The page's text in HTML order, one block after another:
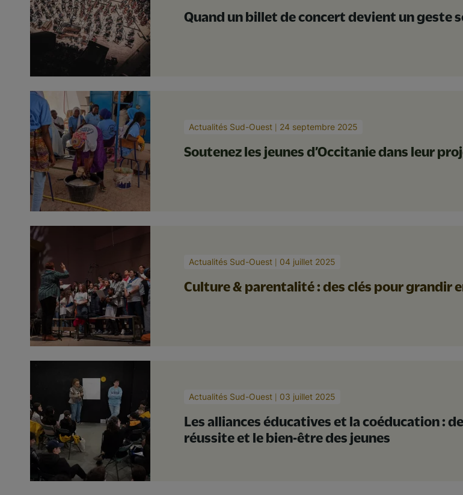
Quand un billet de concert devient un geste
Actualités Sud-Ouest 24 septembre 2025
Soutenez les jeunes d’Occitanie dans leur
Actualités Sud-Ouest 04 juillet 2025
Culture & parentalité : des clés pour grandir
Actualités Sud-Ouest 03 juillet 2025
Les alliances éducatives et la coéducation :
réussite et le bien-être des jeunes